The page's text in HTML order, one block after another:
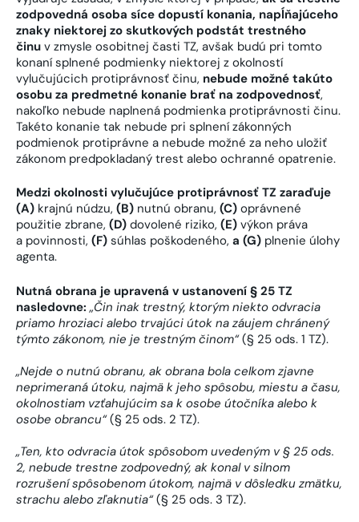
zodpovedná osoba síce dopustí konania, napĺňajúceho
znaky niektorej zo skutkových podstát trestného
činu v zmysle osobitnej časti TZ, avšak budú pri tomto
konaní splnené podmienky niektorej z okolností
vylučujúcich protiprávnosť činu, nebude možné takúto
osobu za predmetné konanie brať na zodpovednosť,
nakoľko nebude naplnená podmienka protiprávnosti činu.
Takéto konanie tak nebude pri splnení zákonných
podmienok protiprávne a nebude možné za neho uložiť
zákonom predpokladaný trest alebo ochranné opatrenie.
Medzi okolnosti vylučujúce protiprávnosť TZ zaraďuje
(A) krajnú núdzu, (B) nutnú obranu, (C) oprávnené
použitie zbrane, (D) dovolené riziko, (E) výkon práva
a povinnosti, (F) súhlas poškodeného, a (G) plnenie úlohy
agenta.
Nutná obrana je upravená v ustanovení § 25 TZ
nasledovne: „Čin inak trestný, ktorým niekto odvracia
priamo hroziaci alebo trvajúci útok na záujem chránený
týmto zákonom, nie je trestným činom“(§ 25 ods. 1 TZ).
„Nejde o nutnú obranu, ak obrana bola celkom zjavne
neprimeraná útoku, najmä k jeho spôsobu, miestu a času,
okolnostiam vzťahujúcim sa k osobe útočníka alebo k
osobe obrancu“(§ 25 ods. 2 TZ).
„Ten, kto odvracia útok spôsobom uvedeným v § 25 ods.
2, nebude trestne zodpovedný, ak konal v silnom
rozrušení spôsobenom útokom, najmä v dôsledku zmätku,
strachu alebo zľaknutia“(§ 25 ods. 3 TZ).